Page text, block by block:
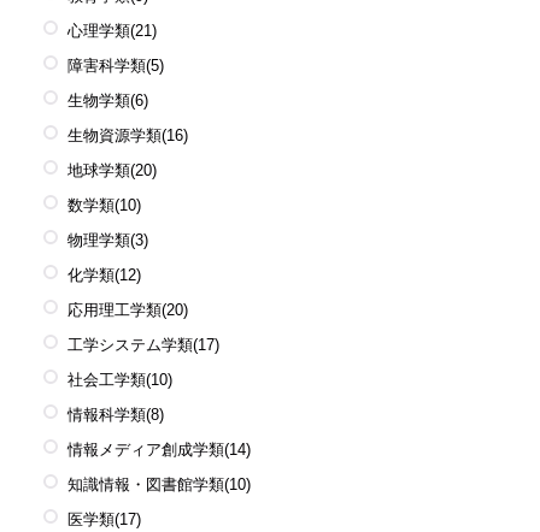
心理学類(21)
障害科学類(5)
生物学類(6)
生物資源学類(16)
地球学類(20)
数学類(10)
物理学類(3)
化学類(12)
応用理工学類(20)
工学システム学類(17)
社会工学類(10)
情報科学類(8)
情報メディア創成学類(14)
知識情報・図書館学類(10)
医学類(17)